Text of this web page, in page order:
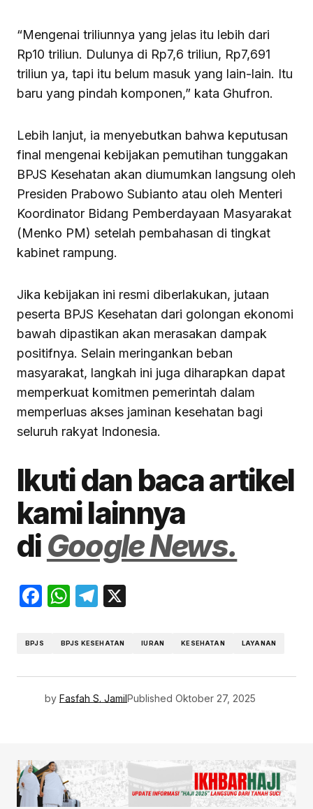
“Mengenai triliunnya yang jelas itu lebih dari
Rp10 triliun. Dulunya di Rp7,6 triliun, Rp7,691
triliun ya, tapi itu belum masuk yang lain-lain. Itu
baru yang pindah komponen,” kata Ghufron.
Lebih lanjut, ia menyebutkan bahwa keputusan
final mengenai kebijakan pemutihan tunggakan
BPJS Kesehatan akan diumumkan langsung oleh
Presiden Prabowo Subianto atau oleh Menteri
Koordinator Bidang Pemberdayaan Masyarakat
(Menko PM) setelah pembahasan di tingkat
kabinet rampung.
Jika kebijakan ini resmi diberlakukan, jutaan
peserta BPJS Kesehatan dari golongan ekonomi
bawah dipastikan akan merasakan dampak
positifnya. Selain meringankan beban
masyarakat, langkah ini juga diharapkan dapat
memperkuat komitmen pemerintah dalam
memperluas akses jaminan kesehatan bagi
seluruh rakyat Indonesia.
Ikuti dan baca artikel
kami lainnya
diGoogle News.
Facebook
WhatsApp
Telegram
BPJS BPJS KESEHATAN IURAN KESEHATAN LAYANAN
by Fasfah S. JamilPublished Oktober 27, 2025